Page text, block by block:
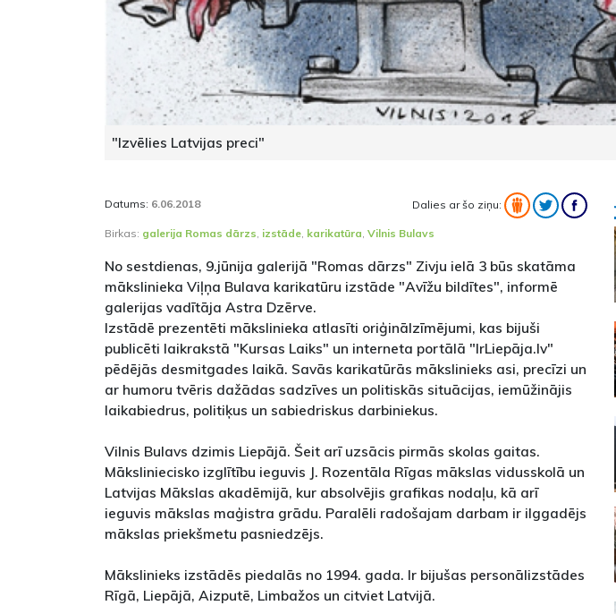
"Izvēlies Latvijas preci"
Datums: 6.06.2018 Dalies ar šo ziņu:
Birkas: galerija Romas dārzs, izstāde, karikatūra, Vilnis Bulavs
No sestdienas, 9.jūnija galerijā "Romas dārzs" Zivju ielā 3 būs skatāma
mākslinieka Viļņa Bulava karikatūru izstāde "Avīžu bildītes", informē
galerijas vadītāja Astra Dzērve.
Izstādē prezentēti mākslinieka atlasīti oriģinālzīmējumi, kas bijuši
publicēti laikrakstā "Kursas Laiks" un interneta portālā "IrLiepāja.lv"
pēdējās desmitgades laikā. Savās karikatūrās mākslinieks asi, precīzi un
ar humoru tvēris dažādas sadzīves un politiskās situācijas, iemūžinājis
laikabiedrus, politiķus un sabiedriskus darbiniekus.
Vilnis Bulavs dzimis Liepājā. Šeit arī uzsācis pirmās skolas gaitas.
Māksliniecisko izglītību ieguvis J. Rozentāla Rīgas mākslas vidusskolā un
Latvijas Mākslas akadēmijā, kur absolvējis grafikas nodaļu, kā arī
ieguvis mākslas maģistra grādu. Paralēli radošajam darbam ir ilggadējs
mākslas priekšmetu pasniedzējs.
Mākslinieks izstādēs piedalās no 1994. gada. Ir bijušas personālizstādes
Rīgā, Liepājā, Aizputē, Limbažos un citviet Latvijā.